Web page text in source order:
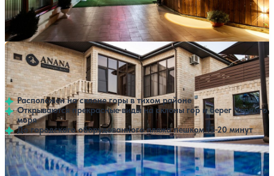
Открытый бассейн
SPA
Расстояние до пляжа: 600 метров.
Бутик-отель АНАНА Бутик Отель (ANANA Boutique
Hotel)
4.715 отзывов
Сухум
Расположен на склоне горы в тихом районе
Открываются прекрасные виды на склоны гор и берег Черного
моря
До городского оборудованного пляжа пешком 15-20 минут
Открытый бассейн Расстояние до пляжа: 1500 метров.
Нет цен или свободных мест на выбранные даты
Выбрать другой вариант